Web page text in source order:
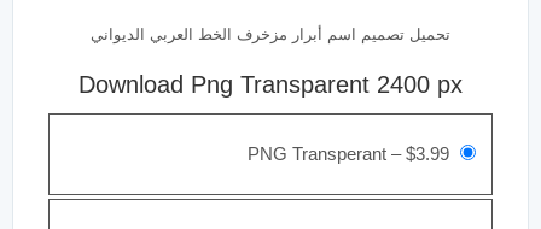
تحميل تصميم اسم أبرار مزخرف الخط العربي الديواني
Download Png Transparent 2400 px
PNG Transperant –$3.99